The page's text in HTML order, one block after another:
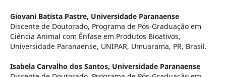
Giovani Batista Pastre, Universidade Paranaense
Discente de Doutorado, Programa de Pós-Graduação em
Ciência Animal com Ênfase em Produtos Bioativos,
Universidade Paranaense, UNIPAR, Umuarama, PR, Brasil.
Isabela Carvalho dos Santos, Universidade Paranaense